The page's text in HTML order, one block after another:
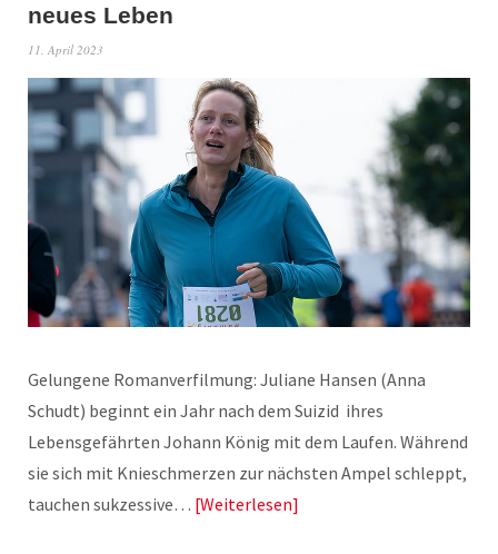
neues Leben
11. April 2023
Gelungene Romanverfilmung: Juliane Hansen (Anna
Schudt) beginnt ein Jahr nach dem Suizid ihres
Lebensgefährten Johann König mit dem Laufen. Während
sie sich mit Knieschmerzen zur nächsten Ampel schleppt,
tauchen sukzessive… Weiterlesen